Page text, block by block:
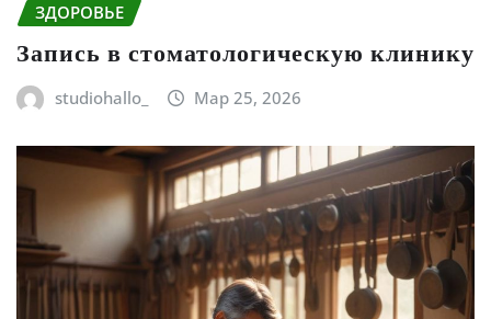
ЗДОРОВЬЕ
Запись в стоматологическую клинику
studiohallo_ Мар 25, 2026